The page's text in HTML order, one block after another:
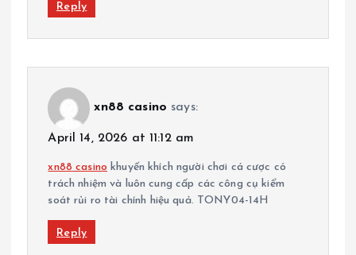
Reply
xn88 casino says:
April 14, 2026 at 11:12 am
xn88 casino khuyến khích người chơi cá cược có
trách nhiệm và luôn cung cấp các công cụ kiểm
soát rủi ro tài chính hiệu quả. TONY04-14H
Reply